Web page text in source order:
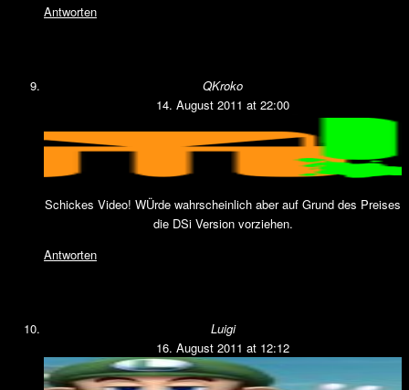
Antworten
QKroko
14. August 2011 at 22:00
Schickes Video! WÜrde wahrscheinlich aber auf Grund des Preises
die DSi Version vorziehen.
Antworten
Luigi
16. August 2011 at 12:12